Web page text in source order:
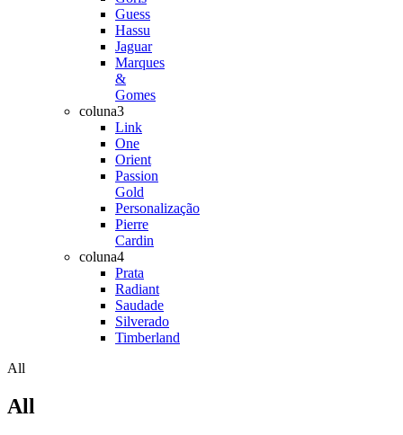
Guess
Hassu
Jaguar
Marques
&
Gomes
coluna3
Link
One
Orient
Passion
Gold
Personalização
Pierre
Cardin
coluna4
Prata
Radiant
Saudade
Silverado
Timberland
All
All